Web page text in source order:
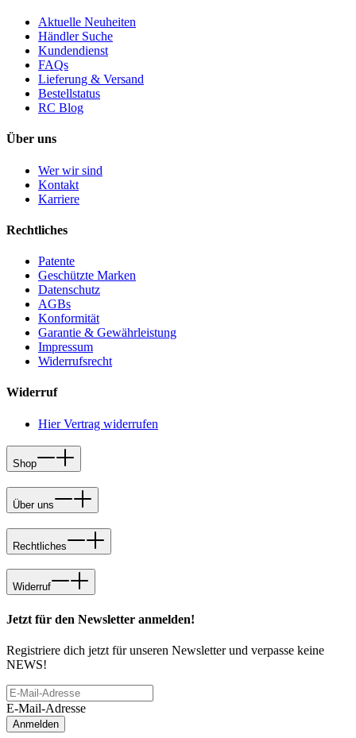
Aktuelle Neuheiten
Händler Suche
Kundendienst
FAQs
Lieferung & Versand
Bestellstatus
RC Blog
Über uns
Wer wir sind
Kontakt
Karriere
Rechtliches
Patente
Geschützte Marken
Datenschutz
AGBs
Konformität
Garantie & Gewährleistung
Impressum
Widerrufsrecht
Widerruf
Hier Vertrag widerrufen
Shop
Über uns
Rechtliches
Widerruf
Jetzt für den Newsletter anmelden!
Registriere dich jetzt für unseren Newsletter und verpasse keine
NEWS!
E-Mail-Adresse
Anmelden